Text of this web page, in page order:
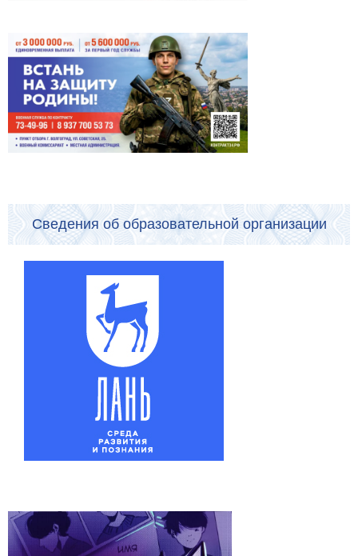
Сведения об образовательной организации